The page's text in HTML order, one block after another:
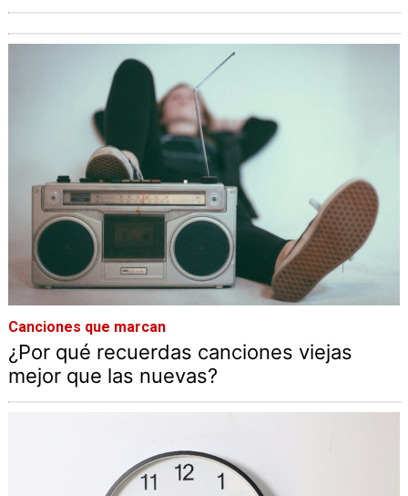
Canciones que marcan
¿Por qué recuerdas canciones viejas
mejor que las nuevas?